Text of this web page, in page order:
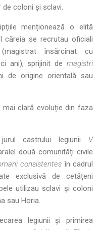
coloni și sclavi.
menționează o elită
căreia se recrutau oficiali
însărcinat cu
ani), sprijinit de magistri
de origine orientală sau
clară evoluție din faza
castrului legiunii V
două comunități civile
consistentes în cadrul
exclusivă de cetățeni
utilizau sclavi și coloni
sau Horia.
legiunii și primirea